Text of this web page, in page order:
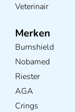
Veterinair
Merken
Burnshield
Nobamed
Riester
AGA
Crings